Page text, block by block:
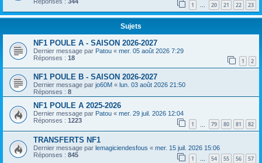
1 … 20 21 22 23
Sujets
NF1 POULE A - SAISON 2026-2027
Dernier message par Patou « mer. 05 août 2026 7:29
Réponses : 18 1 2
NF1 POULE B - SAISON 2026-2027
Dernier message par jo60M « lun. 03 août 2026 21:50
Réponses : 8
NF1 POULE A 2025-2026
Dernier message par Patou « mer. 29 juil. 2026 12:04
Réponses : 1223 1 79 80 81 82
TRANSFERTS NF1
Dernier message par lemagiciendesfous « mer. 15 juil. 2026 15:06
Réponses : 845 1 … 54 55 56 57